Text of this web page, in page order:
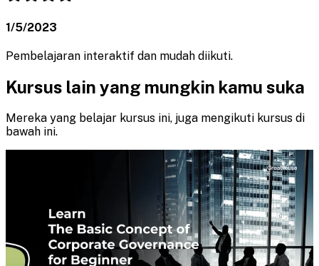
1/5/2023
Pembelajaran interaktif dan mudah diikuti.
Kursus lain yang mungkin kamu suka
Mereka yang belajar kursus ini, juga mengikuti kursus di
bawah ini.